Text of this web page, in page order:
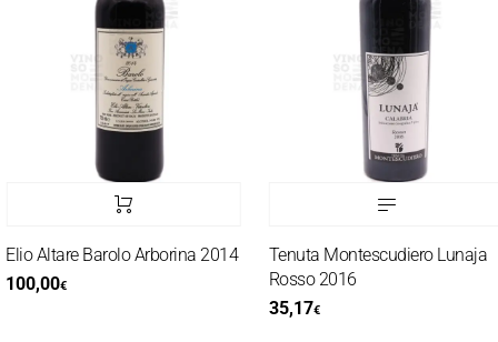
Altare Barolo Arborina 2014
€
Tenuta Montescudiero Lunaja
Rosso 2016
35,17 €